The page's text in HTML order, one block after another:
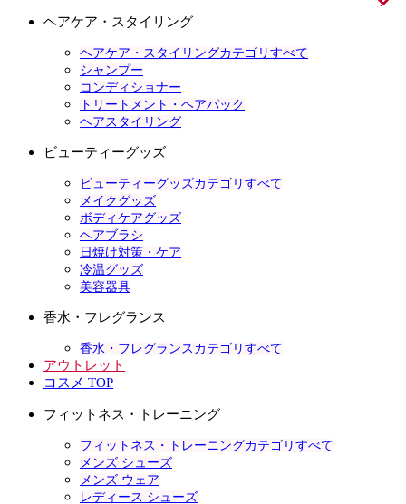
ヘアケア・スタイリング
ヘアケア・スタイリングカテゴリすべて
シャンプー
コンディショナー
トリートメント・ヘアパック
ヘアスタイリング
ビューティーグッズ
ビューティーグッズカテゴリすべて
メイクグッズ
ボディケアグッズ
ヘアブラシ
日焼け対策・ケア
冷温グッズ
美容器具
香水・フレグランス
香水・フレグランスカテゴリすべて
アウトレット
コスメ TOP
フィットネス・トレーニング
フィットネス・トレーニングカテゴリすべて
メンズ シューズ
メンズ ウェア
レディース シューズ